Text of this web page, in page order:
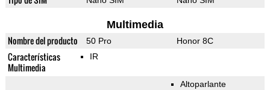
Multimedia
Nombre del producto 50 Pro Honor 8C
Características
Multimedia
IR
Altoparlante